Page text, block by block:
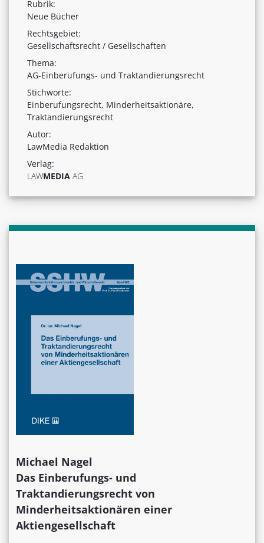
Rubrik:
Neue Bücher
Rechtsgebiet:
Gesellschaftsrecht / Gesellschaften
Thema:
AG-Einberufungs- und Traktandierungsrecht
Stichworte:
Einberufungsrecht, Minderheitsaktionäre,
Traktandierungsrecht
Autor:
LawMedia Redaktion
Verlag:
LAWMEDIA AG
Michael Nagel
Das Einberufungs- und
Traktandierungsrecht von
Minderheitsaktionären einer
Aktiengesellschaft